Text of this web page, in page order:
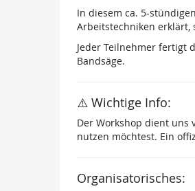
In diesem ca. 5-
Arbeitstechniken erklärt,
Jeder Teilnehmer fertigt
Bandsäge.
⚠️ Wichtige Info:
Der Workshop dient uns
nutzen möchtest. Ein
Organisatorisches: